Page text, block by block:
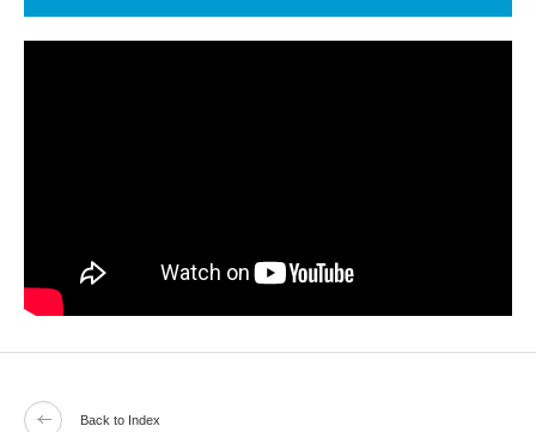
Back to Index